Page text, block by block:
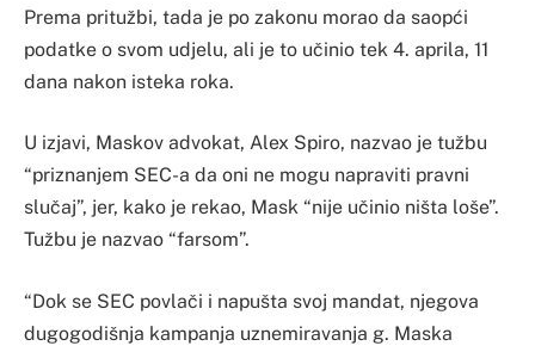
Prema pritužbi, tada je po zakonu morao da saopći
podatke o svom udjelu, ali je to učinio tek 4. aprila, 11
dana nakon isteka roka.
U izjavi, Maskov advokat, Alex Spiro, nazvao je tužbu
“priznanjem SEC-a da oni ne mogu napraviti pravni
slučaj”, jer, kako je rekao, Mask “nije učinio ništa loše”.
Tužbu je nazvao “farsom”.
“Dok se SEC povlači i napušta svoj mandat, njegova
dugogodišnja kampanja uznemiravanja g. Maska